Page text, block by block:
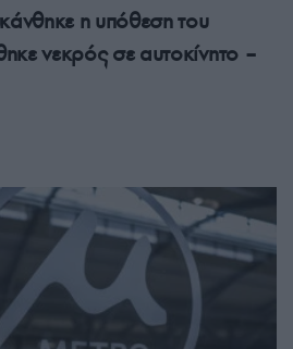
η υπόθεση του
νεκρός σε αυτοκίνητο –